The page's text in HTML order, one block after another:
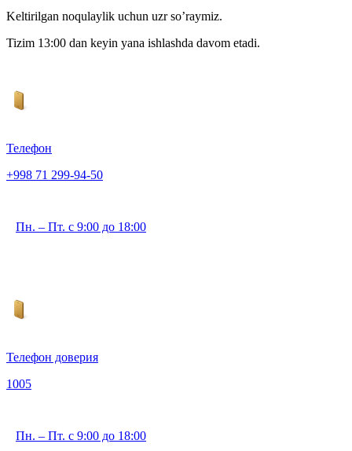
Keltirilgan noqulaylik uchun uzr so’raymiz.
Tizim 13:00 dan keyin yana ishlashda davom etadi.
Телефон
+998 71 299-94-50
Пн. – Пт. с 9:00 до 18:00
Телефон доверия
1005
Пн. – Пт. с 9:00 до 18:00